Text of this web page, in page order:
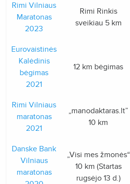
Rimi Vilniaus
Maratonas
2023
Rimi Rinkis
sveikiau 5 km
Eurovaistinės
Kalėdinis
bėgimas
2021
12 km bėgimas
Rimi Vilniaus
maratonas
2021
„manodaktaras.lt”
10 km
Danske Bank
Vilniaus
maratonas
„Visi mes žmonės“
10 km (Startas
rugsėjo 13 d.)